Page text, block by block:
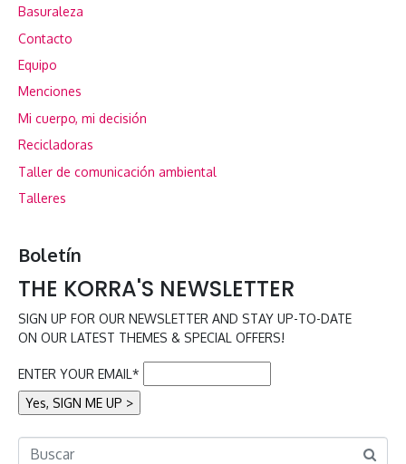
Basuraleza
Contacto
Equipo
Menciones
Mi cuerpo, mi decisión
Recicladoras
Taller de comunicación ambiental
Talleres
Boletín
THE KORRA'S NEWSLETTER
SIGN UP FOR OUR NEWSLETTER AND STAY UP-TO-DATE
ON OUR LATEST THEMES & SPECIAL OFFERS!
ENTER YOUR EMAIL*